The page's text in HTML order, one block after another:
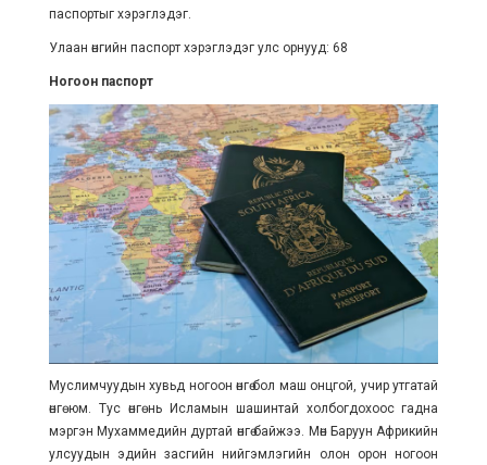
паспортыг хэрэглэдэг.
Улаан өнгийн паспорт хэрэглэдэг улс орнууд: 68
Ногоон паспорт
Муслимчуудын хувьд ногоон өнгө бол маш онцгой, учир утгатай
өнгө юм. Тус өнгө нь Исламын шашинтай холбогдохоос гадна
мэргэн Мухаммедийн дуртай өнгө байжээ. Мөн Баруун Африкийн
улсуудын эдийн засгийн нийгэмлэгийн олон орон ногоон